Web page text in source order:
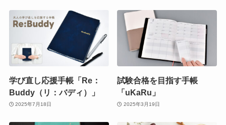
学び直し応援手帳「Re：
Buddy（リ：バディ）」
2025年7月18日
試験合格を目指す手帳
「uKaRu」
2025年3月19日